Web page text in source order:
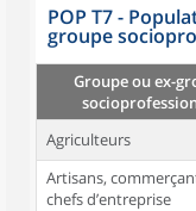
POP T7 -
groupe
Groupe ou ex-
Agriculteurs
Artisans,
chefs d’entreprise